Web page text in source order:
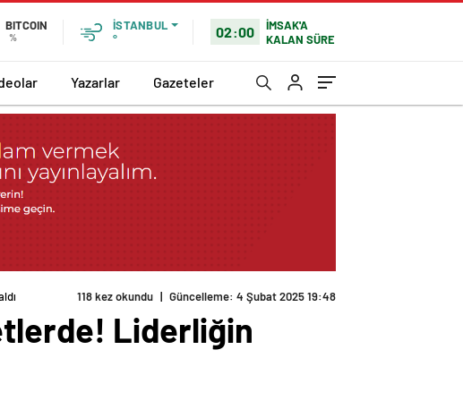
BITCOIN
%
İSTANBUL
°
02:00
İMSAK'A
KALAN SÜRE
Yazarlar Gazeteler
118 kez okundu | Güncelleme: 4 Şubat 2025 19:48
Liderliğin